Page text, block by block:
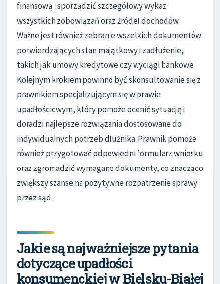
finansową i sporządzić szczegółowy wykaz
wszystkich zobowiązań oraz źródeł dochodów.
Ważne jest również zebranie wszelkich dokumentów
potwierdzających stan majątkowy i zadłużenie,
takich jak umowy kredytowe czy wyciągi bankowe.
Kolejnym krokiem powinno być skonsultowanie się z
prawnikiem specjalizującym się w prawie
upadłościowym, który pomoże ocenić sytuację i
doradzi najlepsze rozwiązania dostosowane do
indywidualnych potrzeb dłużnika. Prawnik pomoże
również przygotować odpowiedni formularz wniosku
oraz zgromadzić wymagane dokumenty, co znacząco
zwiększy szanse na pozytywne rozpatrzenie sprawy
przez sąd.
Jakie są najważniejsze pytania
dotyczące upadłości
konsumenckiej w Bielsku-Białej